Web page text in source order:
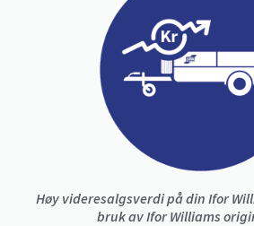
Høy videresalgsverdi på din Ifor
bruk av Ifor Williams